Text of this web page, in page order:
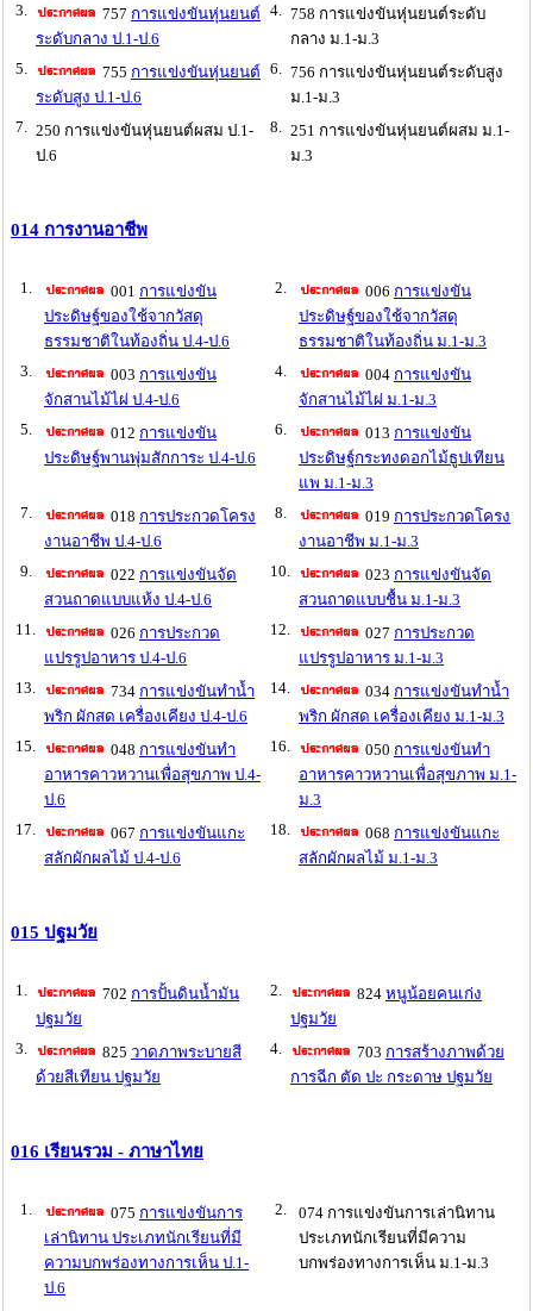
3.
757 การแข่งขันหุ่นยนต์
ระดับกลาง ป.1-ป.6
4. 758 การแข่งขันหุ่นยนต์ระดับ
กลาง ม.1-ม.3
5.
755 การแข่งขันหุ่นยนต์
ระดับสูง ป.1-ป.6
6. 756 การแข่งขันหุ่นยนต์ระดับสูง
ม.1-ม.3
7. 250 การแข่งขันหุ่นยนต์ผสม ป.1-
ป.6
8. 251 การแข่งขันหุ่นยนต์ผสม ม.1-
ม.3
014 การงานอาชีพ
1. 001 การแข่งขัน
ประดิษฐ์ของใช้จากวัสดุ
ธรรมชาติในท้องถิ่น ป.4-ป.6
2. 006 การแข่งขัน
ประดิษฐ์ของใช้จากวัสดุ
ธรรมชาติในท้องถิ่น ม.1-ม.3
3.
003 การแข่งขัน
จักสานไม้ไผ่ ป.4-ป.6
4. 004 การแข่งขัน
จักสานไม้ไผ่ ม.1-ม.3
5.
012 การแข่งขัน
ประดิษฐ์พานพุ่มสักการะ ป.4-ป.6
6. 013 การแข่งขัน
ประดิษฐ์กระทงดอกไม้ธูปเทียน
แพ ม.1-ม.3
7.
018 การประกวดโครง
งานอาชีพ ป.4-ป.6
8. 019 การประกวดโครง
งานอาชีพ ม.1-ม.3
9.
022 การแข่งขันจัด
สวนถาดแบบแห้ง ป.4-ป.6
10. 023 การแข่งขันจัด
สวนถาดแบบชื้น ม.1-ม.3
11.
026 การประกวด
แปรรูปอาหาร ป.4-ป.6
12. 027 การประกวด
แปรรูปอาหาร ม.1-ม.3
13.
734 การแข่งขันทำน้ำ
พริก ผักสด เครื่องเคียง ป.4-ป.6
14. 034 การแข่งขันทำน้ำ
พริก ผักสด เครื่องเคียง ม.1-ม.3
15.
048 การแข่งขันทำ
อาหารคาวหวานเพื่อสุขภาพ ป.4-
ป.6
16. 050 การแข่งขันทำ
อาหารคาวหวานเพื่อสุขภาพ ม.1-
ม.3
17.
067 การแข่งขันแกะ
สลักผักผลไม้ ป.4-ป.6
18. 068 การแข่งขันแกะ
สลักผักผลไม้ ม.1-ม.3
015 ปฐมวัย
1. 702 การปั้นดินน้ำมัน
ปฐมวัย
2. 824 หนูน้อยคนเก่ง
ปฐมวัย
3.
825 วาดภาพระบายสี
ด้วยสีเทียน ปฐมวัย
4. 703 การสร้างภาพด้วย
การฉีก ตัด ปะ กระดาษ ปฐมวัย
016 เรียนรวม - ภาษาไทย
1. 075 การแข่งขันการ
เล่านิทาน ประเภทนักเรียนที่มี
ความบกพร่องทางการเห็น ป.1-
ป.6
2.
074 การแข่งขันการเล่านิทาน
ประเภทนักเรียนที่มีความ
บกพร่องทางการเห็น ม.1-ม.3